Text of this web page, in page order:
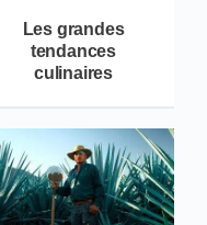
Les grandes
tendances
culinaires